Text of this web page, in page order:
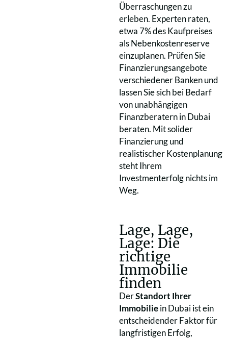
Überraschungen zu
erleben. Experten raten,
etwa 7% des Kaufpreises
als Nebenkostenreserve
einzuplanen. Prüfen Sie
Finanzierungsangebote
verschiedener Banken und
lassen Sie sich bei Bedarf
von unabhängigen
Finanzberatern in Dubai
beraten. Mit solider
Finanzierung und
realistischer Kostenplanung
steht Ihrem
Investmenterfolg nichts im
Weg.
Lage, Lage,
Lage: Die
richtige
Immobilie
finden
DerStandort Ihrer
Immobiliein Dubai ist ein
entscheidender Faktor für
langfristigen Erfolg,